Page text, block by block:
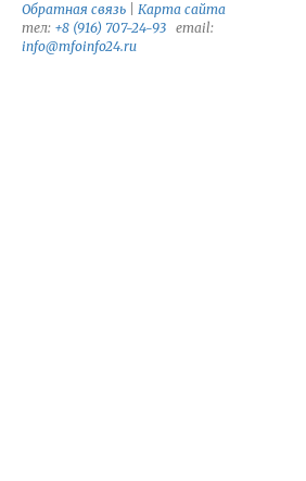
Обратная связь
Карта сайта
тел: +8 (916) 707-24-93 email:
info@mfoinfo24.ru